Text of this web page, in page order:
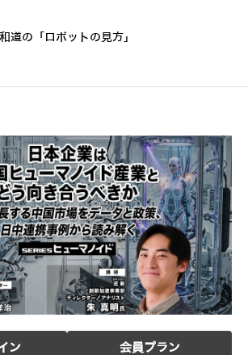
道の「ロボットの見方」
ン 会員プラン